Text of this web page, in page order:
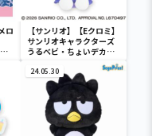
ロ
【サンリオ】【Eクロミ】
サンリオキャラクターズ
うるベビ・ちょいデカド
24.05.30